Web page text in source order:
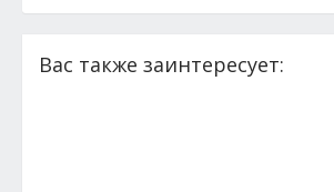
Вас также заинтересует: